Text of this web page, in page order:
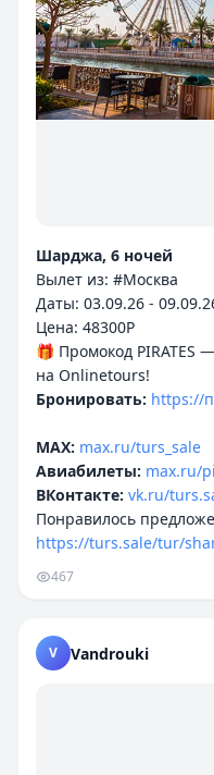
Шарджа, 6 ночей
Вылет из: #Москва
Даты: 03.09.26 -
Цена: 48300P
🎁 Промокод PIRATES
Бронировать: https://
MAX: max.ru/turs_sale
Авиабилеты: max.ru/
ВКонтакте: vk.ru/
Понравилось
https://turs.sale/tur/
467
V Vandrouki